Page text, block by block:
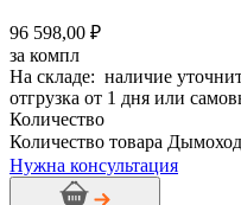
96 598,00 ₽
за компл
На складе: наличие
отгрузка от 1 дня или
Количество
Количество товара
Нужна консультация